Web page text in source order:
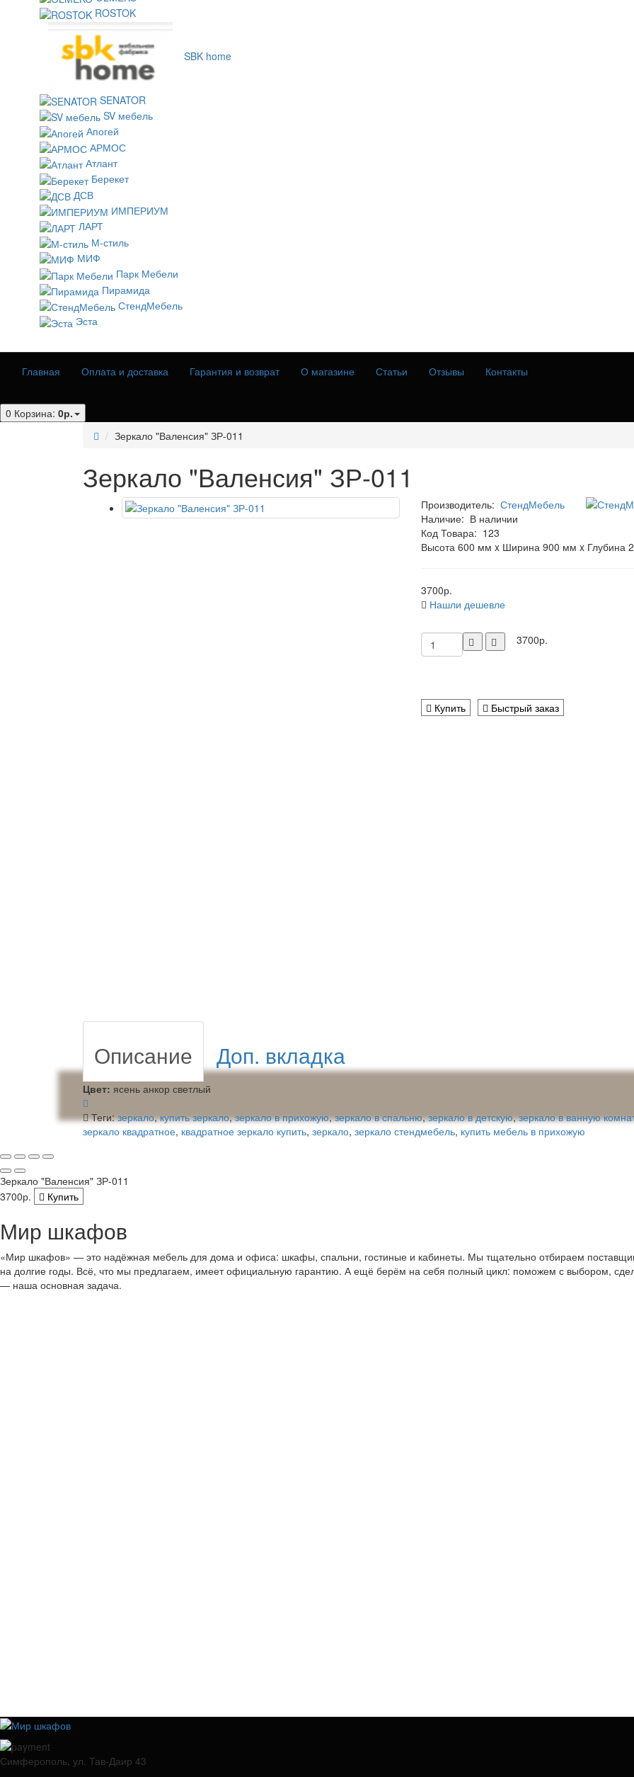
ROSTOK
SBK home
SENATOR
SV мебель
Апогей
АРМОС
Атлант
Берекет
ДСВ
ИМПЕРИУМ
ЛАРТ
М-стиль
МИФ
Парк Мебели
Пирамида
СтендМебель
Эста
Главная Оплата и доставка Гарантия и возврат О магазине Статьи Отзывы Контакты
0 Корзина: 0р.
Зеркало "Валенсия" ЗР-011
Зеркало "Валенсия" ЗР-011
Производитель: СтендМебель
Наличие: В наличии
Код Товара: 123
Высота 600 мм x Ширина 900 мм x Глубина
3700р.
Нашли дешевле
3700р.
Купить Быстрый заказ
Описание Доп. вкладка
Цвет: ясень анкор светлый
Теги:зеркало,купить зеркало,зеркало в прихожую,зеркало в спальню,зеркало в детскую,зеркало в ванную
зеркало квадратное, квадратное зеркало купить, зеркало, зеркало стендмебель, купить мебель в прихожую
Зеркало "Валенсия" ЗР-011
3700р.
Купить
Мир шкафов
«Мир шкафов» — это надёжная мебель для дома и офиса: шкафы, спальни, гостиные и кабинеты. Мы тщательно отбираем
на долгие годы. Всё, что мы предлагаем, имеет официальную гарантию. А ещё берём на себя полный цикл: поможем с выбором,
— наша основная задача.
Симферополь, ул. Тав-Даир 43